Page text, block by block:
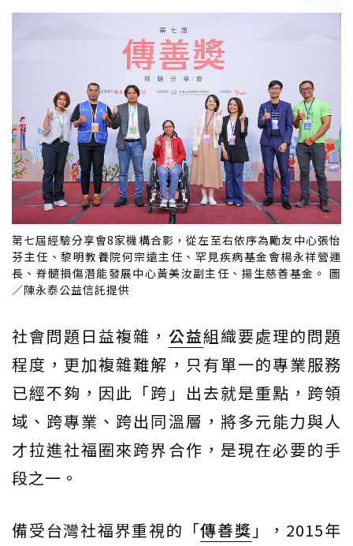
第七屆經驗分享會8家機構合影，從左至右依序為勵友中心張怡
芬主任、黎明教養院何宗遠主任、罕見疾病基金會楊永祥營運
長、脊髓損傷潛能發展中心黃美汝副主任、揚生慈善基金。 圖
／陳永泰公益信託提供
社會問題日益複雜， 公益組織要處理的問題
程度，更加複雜難解，只有單一的專業服務
已經不夠，因此「跨」出去就是重點，跨領
域、跨專業、跨出同溫層，將多元能力與人
才拉進社福圈來跨界合作，是現在必要的手
段之一。
備受台灣社福界重視的「傳善獎 」，2015年